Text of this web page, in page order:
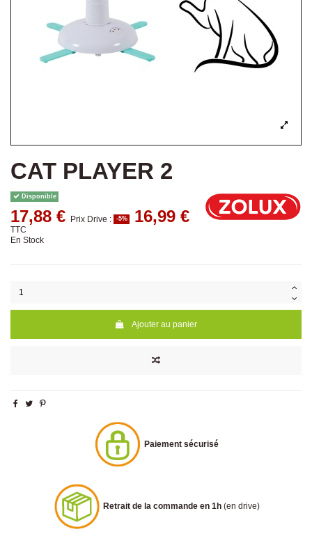
CAT PLAYER 2
Disponible
17,88 € Prix Drive : -5% 16,99 €
TTC
En Stock
Ajouter au panier
Paiement sécurisé
Retrait de la commande en 1h (en drive)